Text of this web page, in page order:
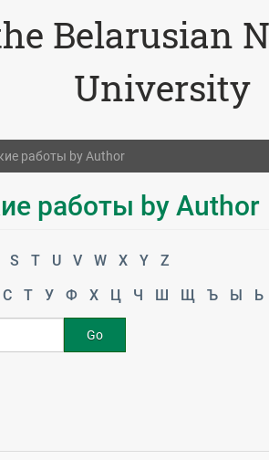
Belarusian
University
работы by Author
работы by Author
S T U V W X Y
Z
С Т У Ф Х Ц Ч Ш Щ Ъ Ы Ь
Go